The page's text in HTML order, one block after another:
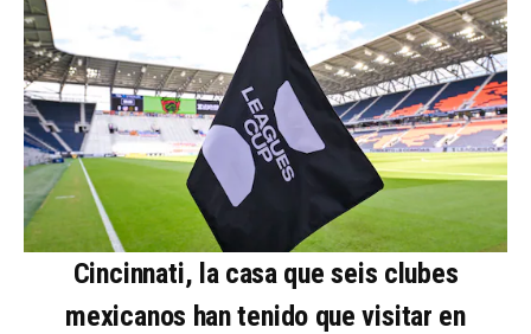
Cincinnati, la casa que seis clubes
mexicanos han tenido que visitar en